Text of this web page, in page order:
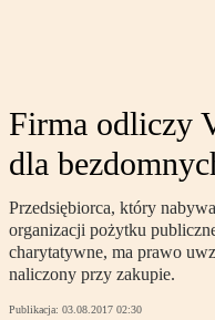
Firma odliczy
dla
Przedsiębiorca, który
organizacji pożytku
charytatywne, ma prawo
naliczony przy zakupie.
Publikacja: 03.08.2017 02:30